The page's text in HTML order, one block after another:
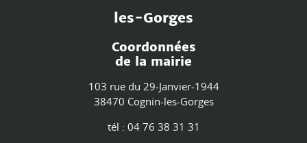
les-Gorges
Coordonnées
de la mairie
103 rue du 29-Janvier-1944
38470 Cognin-les-Gorges
tél : 04 76 38 31 31